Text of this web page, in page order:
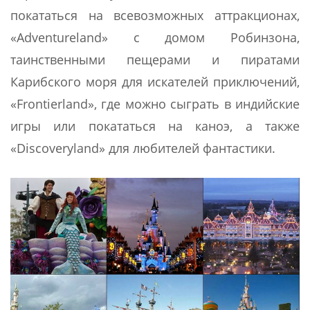
покататься на всевозможных аттракционах,
«Adventureland» с домом Робинзона,
таинственными пещерами и пиратами
Карибского моря для искателей приключений,
«Frontierland», где можно сыграть в индийские
игры или покататься на каноэ, а также
«Discoveryland» для любителей фантастики.